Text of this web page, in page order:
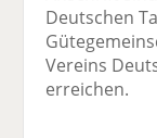
Deutschen
Vereins
erreichen.